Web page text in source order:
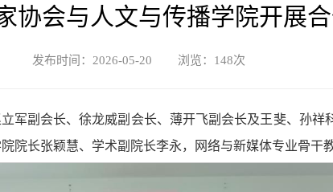
协会与人文与传播学院开展
发布时间：2026-05-20 浏览： 148次
军副会长、徐龙威副会长、薄开飞副会长及王斐、孙
长张颖慧、学术副院长李永，网络与新媒体专业骨干